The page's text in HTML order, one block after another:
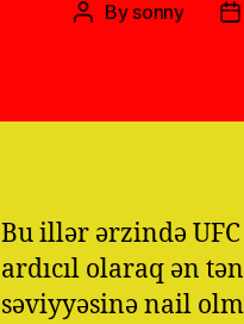
Post
By sonny
Bu illər ərzində
ardıcıl olaraq ən
səviyyəsinə nail